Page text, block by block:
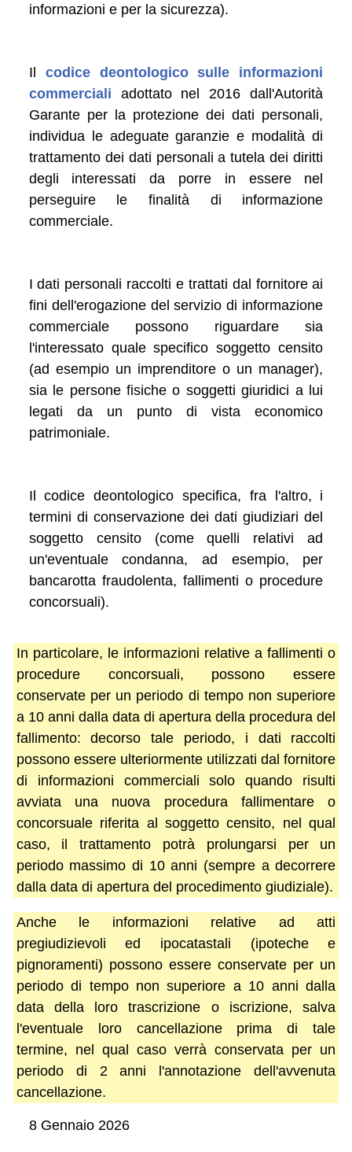
informazioni e per la sicurezza).
Il codice deontologico sulle informazioni
commerciali adottato nel 2016 dall'Autorità
Garante per la protezione dei dati personali,
individua le adeguate garanzie e modalità di
trattamento dei dati personali a tutela dei diritti
degli interessati da porre in essere nel
perseguire le finalità di informazione
commerciale.
I dati personali raccolti e trattati dal fornitore ai
fini dell'erogazione del servizio di informazione
commerciale possono riguardare sia
l'interessato quale specifico soggetto censito
(ad esempio un imprenditore o un manager),
sia le persone fisiche o soggetti giuridici a lui
legati da un punto di vista economico
patrimoniale.
Il codice deontologico specifica, fra l'altro, i
termini di conservazione dei dati giudiziari del
soggetto censito (come quelli relativi ad
un'eventuale condanna, ad esempio, per
bancarotta fraudolenta, fallimenti o procedure
concorsuali).
In particolare, le informazioni relative a fallimenti o
procedure concorsuali, possono essere
conservate per un periodo di tempo non superiore
a 10 anni dalla data di apertura della procedura del
fallimento: decorso tale periodo, i dati raccolti
possono essere ulteriormente utilizzati dal fornitore
di informazioni commerciali solo quando risulti
avviata una nuova procedura fallimentare o
concorsuale riferita al soggetto censito, nel qual
caso, il trattamento potrà prolungarsi per un
periodo massimo di 10 anni (sempre a decorrere
dalla data di apertura del procedimento giudiziale).
Anche le informazioni relative ad atti
pregiudizievoli ed ipocatastali (ipoteche e
pignoramenti) possono essere conservate per un
periodo di tempo non superiore a 10 anni dalla
data della loro trascrizione o iscrizione, salva
l'eventuale loro cancellazione prima di tale
termine, nel qual caso verrà conservata per un
periodo di 2 anni l'annotazione dell'avvenuta
cancellazione.
8 Gennaio 2026